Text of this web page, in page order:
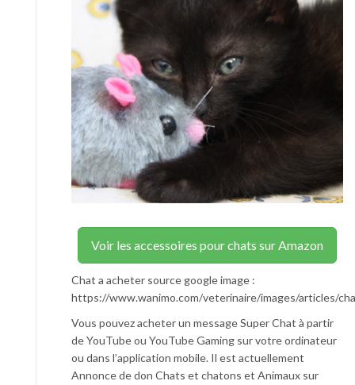
Voir les accessoires pour chats sur Amazon
Chat a acheter source google image :
https://www.wanimo.com/veterinaire/images/articles/
Vous pouvez acheter un message Super Chat à partir
de YouTube ou YouTube Gaming sur votre ordinateur
ou dans l’application mobile. Il est actuellement
Annonce de don Chats et chatons et Animaux sur